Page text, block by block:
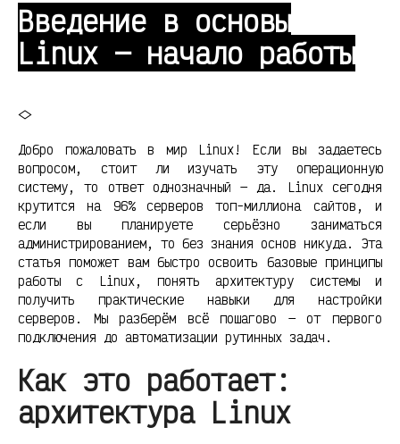
Введение в основы
Linux — начало работы
<>
Добро пожаловать в мир Linux! Если вы задаетесь
вопросом, стоит ли изучать эту операционную
систему, то ответ однозначный — да. Linux сегодня
крутится на 96% серверов топ-миллиона сайтов, и
если вы планируете серьёзно заниматься
администрированием, то без знания основ никуда. Эта
статья поможет вам быстро освоить базовые принципы
работы с Linux, понять архитектуру системы и
получить практические навыки для настройки
серверов. Мы разберём всё пошагово — от первого
подключения до автоматизации рутинных задач.
Как это работает:
архитектура Linux